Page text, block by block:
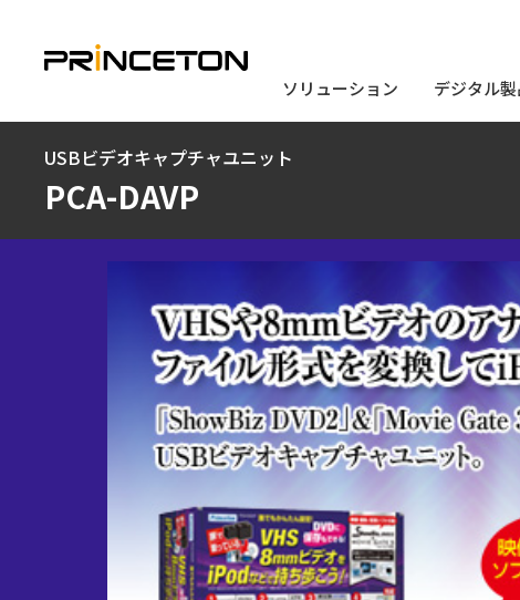
コ
ソリューション
ソリューション デジタル
デジタル
USBビデオキャプチャユニット
PCA-DAVP